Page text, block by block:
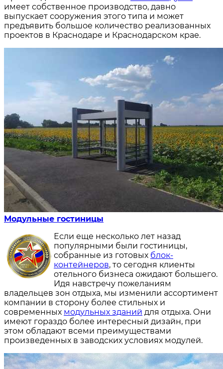
имеет собственное производство, давно
выпускает сооружения этого типа и может
предъявить большое количество реализованных
проектов в Краснодаре и Краснодарском крае.
Модульные гостиницы
Если еще несколько лет назад
популярными были гостиницы,
собранные из готовых блок-
контейнеров, то сегодня клиенты
отельного бизнеса ожидают большего.
Идя навстречу пожеланиям
владельцев зон отдыха, мы изменили ассортимент
компании в сторону более стильных и
современных модульных зданий для отдыха. Они
имеют гораздо более интересный дизайн, при
этом обладают всеми преимуществами
произведенных в заводских условиях модулей.